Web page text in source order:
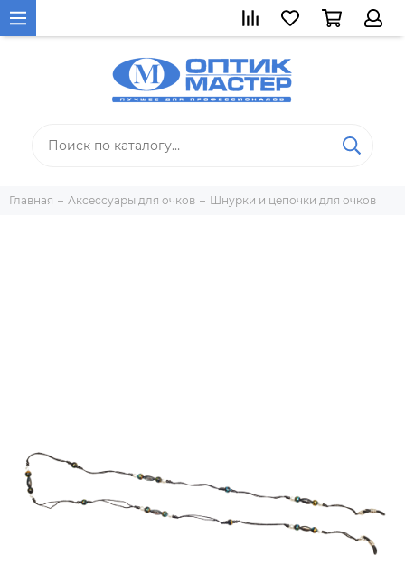
Главная Аксессуары для очков Шнурки и цепочки для очков